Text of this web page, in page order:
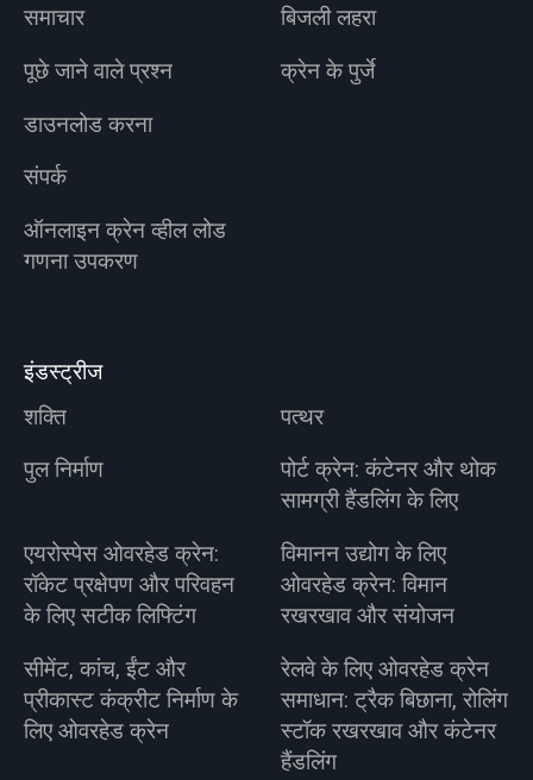
समाचार
पूछे जाने वाले प्रश्न
डाउनलोड करना
संपर्क
ऑनलाइन क्रेन व्हील लोड
गणना उपकरण
बिजली लहरा
क्रेन के पुर्जे
इंडस्ट्रीज
शक्ति
पत्थर
पुल निर्माण
पोर्ट क्रेन: कंटेनर और थोक
सामग्री हैंडलिंग के लिए
एयरोस्पेस ओवरहेड क्रेन:
रॉकेट प्रक्षेपण और परिवहन
के लिए सटीक लिफ्टिंग
विमानन उद्योग के लिए
ओवरहेड क्रेन: विमान
रखरखाव और संयोजन
सीमेंट, कांच, ईंट और
प्रीकास्ट कंक्रीट निर्माण के
लिए ओवरहेड क्रेन
रेलवे के लिए ओवरहेड क्रेन
समाधान: ट्रैक बिछाना, रोलिंग
स्टॉक रखरखाव और कंटेनर
हैंडलिंग